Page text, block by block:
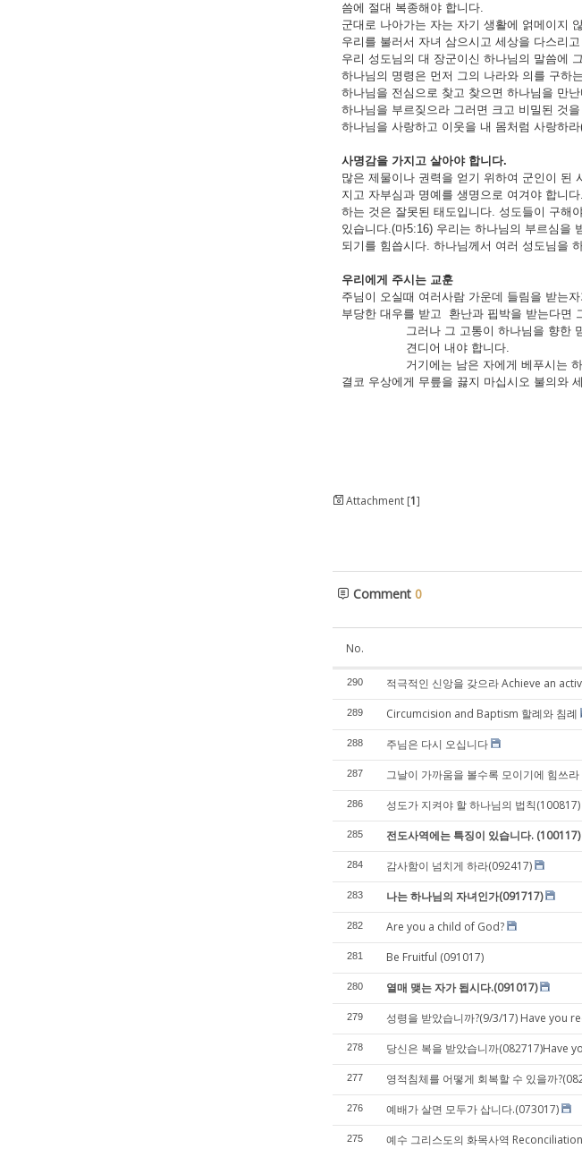
씀에 절대 복종해야 합니다.
군대로 나아가는 자는 자기 생활에 얽메이지
우리를 불러서 자녀 삼으시고 세상을 다스리
우리 성도님의 대 장군이신 하나님의 말씀에
하나님의 명령은 먼저 그의 나라와 의를 구하
하나님을 전심으로 찾고 찾으면 하나님을 만
하나님을 부르짖으라 그러면 크고 비밀된 것
하나님을 사랑하고 이웃을 내 몸처럼 사랑하
사명감을 가지고 살아야 합니다.
많은 제물이나 권력을 얻기 위하여 군인이 된
지고 자부심과 명예를 생명으로 여겨야 합니
하는 것은 잘못된 태도입니다. 성도들이 구해
있습니다.(마5:16) 우리는 하나님의 부르심을
되기를 힘씁시다. 하나님께서 여러 성도님을
우리에게 주시는 교훈
주님이 오실때 여러사람 가운데 들림을 받는
부당한 대우를 받고 환난과 핍박을 받는다면
그러나 그 고통이 하나님을 향한
견디어 내야 합니다.
거기에는 남은 자에게 베푸시는
결코 우상에게 무릎을 끓지 마십시오 불의와
Attachment [1]
Comment 0
No.
290 적극적인 신앙을 갖으라 Achieve an
289 Circumcision and Baptism 할례와 침례
288 주님은 다시 오십니다
287 그날이 가까움을 볼수록 모이기에 힘쓰라
286 성도가 지켜야 할 하나님의 법칙(100817)
285 전도사역에는 특징이 있습니다. (100117)
284 감사함이 넘치게 하라(092417)
283 나는 하나님의 자녀인가(091717)
282 Are you a child of God?
281 Be Fruitful (091017)
280 열매 맺는 자가 됩시다.(091017)
279 성령을 받았습니까?(9/3/17) Have you
278 당신은 복을 받았습니까(082717)Have
277 영적침체를 어떻게 회복할 수 있을까
276 예배가 살면 모두가 삽니다.(073017)
275 예수 그리스도의 화목사역